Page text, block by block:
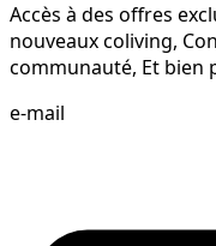
Accès à des offres
nouveaux coliving,
communauté, Et bien
e-mail